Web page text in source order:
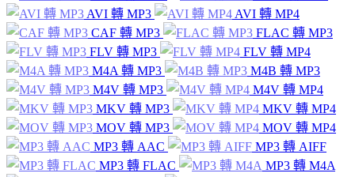
AVI 轉 MP3
AVI 轉 MP4
CAF 轉 MP3
FLAC 轉 MP3
FLV 轉 MP3
FLV 轉 MP4
M4A 轉 MP3
M4B 轉 MP3
M4V 轉 MP3
M4V 轉 MP4
MKV 轉 MP3
MKV 轉 MP4
MOV 轉 MP3
MOV 轉 MP4
MP3 轉 AAC
MP3 轉 AIFF
MP3 轉 FLAC
MP3 轉 M4A